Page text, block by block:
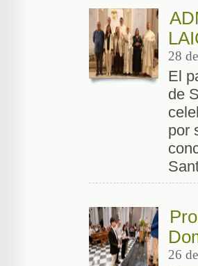
28
El
de
por
26